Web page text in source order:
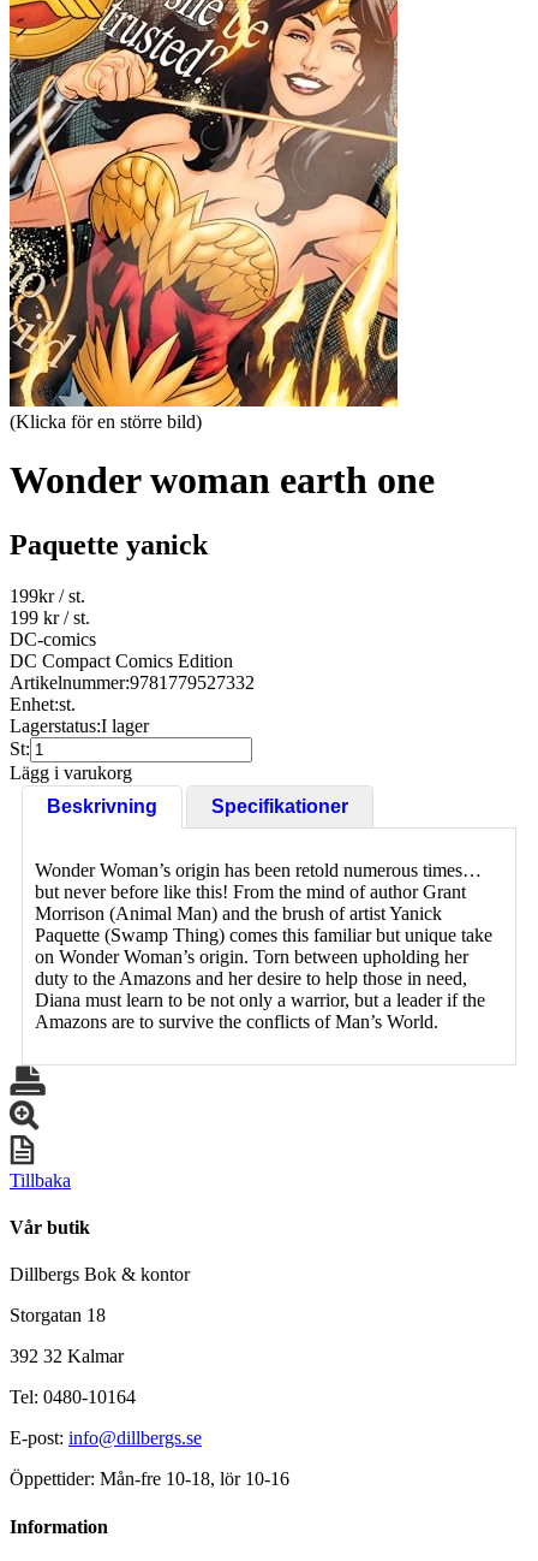
(Klicka för en större bild)
Wonder woman earth one
Paquette yanick
199kr/ st.
199 kr/ st.
DC-comics
DC Compact Comics Edition
Artikelnummer:9781779527332
Enhet:st.
Lagerstatus:I lager
St:
Lägg i varukorg
Beskrivning
Specifikationer
Wonder Woman’s origin has been retold numerous times…
but never before like this! From the mind of author Grant
Morrison (Animal Man) and the brush of artist Yanick
Paquette (Swamp Thing) comes this familiar but unique take
on Wonder Woman’s origin. Torn between upholding her
duty to the Amazons and her desire to help those in need,
Diana must learn to be not only a warrior, but a leader if the
Amazons are to survive the conflicts of Man’s World.
Tillbaka
Vår butik
Dillbergs Bok & kontor
Storgatan 18
392 32 Kalmar
Tel: 0480-10164
E-post: info@dillbergs.se
Öppettider: Mån-fre 10-18, lör 10-16
Information